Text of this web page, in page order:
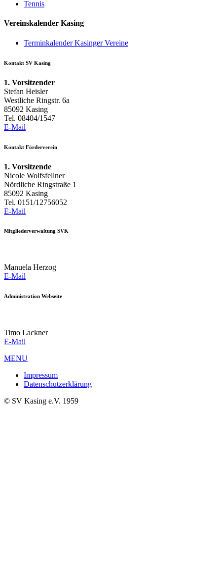
Tennis
Vereinskalender Kasing
Terminkalender Kasinger Vereine
Kontakt SV Kasing
1. Vorsitzender
Stefan Heisler
Westliche Ringstr. 6a
85092 Kasing
Tel. 08404/1547
E-Mail
Kontakt Förderverein
1. Vorsitzende
Nicole Wolfsfellner
Nördliche Ringstraße 1
85092 Kasing
Tel. 0151/12756052
E-Mail
Mitgliederverwaltung SVK
Manuela Herzog
E-Mail
Administration Webseite
Timo Lackner
E-Mail
MENU
Impressum
Datenschutzerklärung
© SV Kasing e.V. 1959